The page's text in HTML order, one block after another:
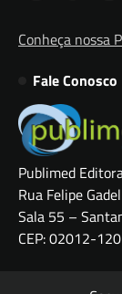
Conheça nossa
Fale Conosco
Publimed
Rua Felipe
Sala 55 –
CEP: 02012-